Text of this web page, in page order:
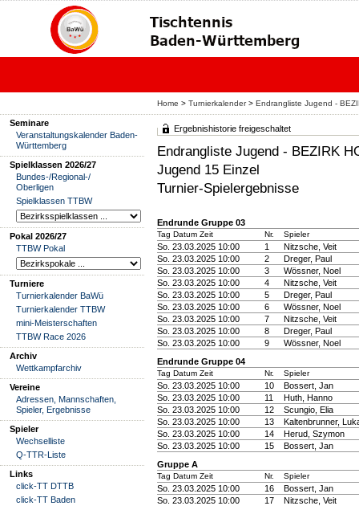
Home > Turnierkalender> Endrangliste Jugend -
Seminare
Veranstaltungskalender Baden-
Württemberg
Spielklassen 2026/27
Bundes-/Regional-/
Oberligen
Spielklassen TTBW
Pokal 2026/27
TTBW Pokal
Turniere
Turnierkalender BaWü
Turnierkalender TTBW
mini-Meisterschaften
TTBW Race 2026
Archiv
Wettkampfarchiv
Vereine
Adressen, Mannschaften,
Spieler, Ergebnisse
Spieler
Wechselliste
Q-TTR-Liste
Links
click-TT DTTB
click-TT Baden
Ergebnishistorie freigeschaltet
Endrangliste Jugend - BEZIRK
Jugend 15 Einzel
Turnier-Spielergebnisse
Endrunde Gruppe 03
Tag Datum Zeit Nr. Spieler
So. 23.03.2025 10:00 1
Nitzsche, Veit
So. 23.03.2025 10:00
2
Dreger, Paul
So. 23.03.2025 10:00
3
Wössner, Noel
So. 23.03.2025 10:00
4
Nitzsche, Veit
So. 23.03.2025 10:00
5
Dreger, Paul
So. 23.03.2025 10:00
6
Wössner, Noel
So. 23.03.2025 10:00
7
Nitzsche, Veit
So. 23.03.2025 10:00
8
Dreger, Paul
So. 23.03.2025 10:00
9
Wössner, Noel
Endrunde Gruppe 04
Tag Datum Zeit Nr. Spieler
So. 23.03.2025 10:00 10
Bossert, Jan
So. 23.03.2025 10:00
11
Huth, Hanno
So. 23.03.2025 10:00
12
Scungio, Elia
So. 23.03.2025 10:00
13
Kaltenbrunner,
So. 23.03.2025 10:00
14
Herud, Szymon
So. 23.03.2025 10:00
15
Bossert, Jan
Gruppe A
Tag Datum Zeit Nr. Spieler
So. 23.03.2025 10:00 16
Bossert, Jan
So. 23.03.2025 10:00
17
Nitzsche, Veit